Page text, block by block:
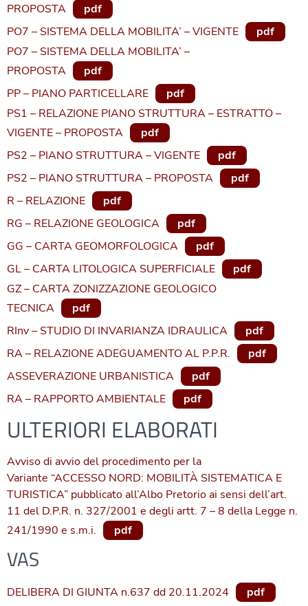
PROPOSTA
pdf
PO7 – SISTEMA DELLA MOBILITA’ – VIGENTE
pdf
PO7 – SISTEMA DELLA MOBILITA’ –
PROPOSTA
pdf
PP – PIANO PARTICELLARE
pdf
PS1 – RELAZIONE PIANO STRUTTURA – ESTRATTO –
VIGENTE – PROPOSTA
pdf
PS2 – PIANO STRUTTURA – VIGENTE
pdf
PS2 – PIANO STRUTTURA – PROPOSTA
pdf
R – RELAZIONE
pdf
RG – RELAZIONE GEOLOGICA
pdf
GG – CARTA GEOMORFOLOGICA
pdf
GL – CARTA LITOLOGICA SUPERFICIALE
pdf
GZ – CARTA ZONIZZAZIONE GEOLOGICO
TECNICA
pdf
RInv – STUDIO DI INVARIANZA IDRAULICA
pdf
RA – RELAZIONE ADEGUAMENTO AL P.P.R.
pdf
ASSEVERAZIONE URBANISTICA
pdf
RA – RAPPORTO AMBIENTALE
pdf
ULTERIORI ELABORATI
Avviso di avvio del procedimento per la
Variante “ACCESSO NORD: MOBILITÀ SISTEMATICA E
TURISTICA” pubblicato all’Albo Pretorio ai sensi dell’art.
11 del D.P.R. n. 327/2001 e degli artt. 7 – 8 della Legge n.
241/1990 e s.m.i.
pdf
VAS
DELIBERA DI GIUNTA n.637 dd 20.11.2024
pdf